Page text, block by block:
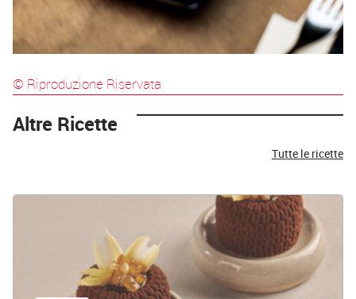
© Riproduzione Riservata
Altre Ricette
Tutte le ricette